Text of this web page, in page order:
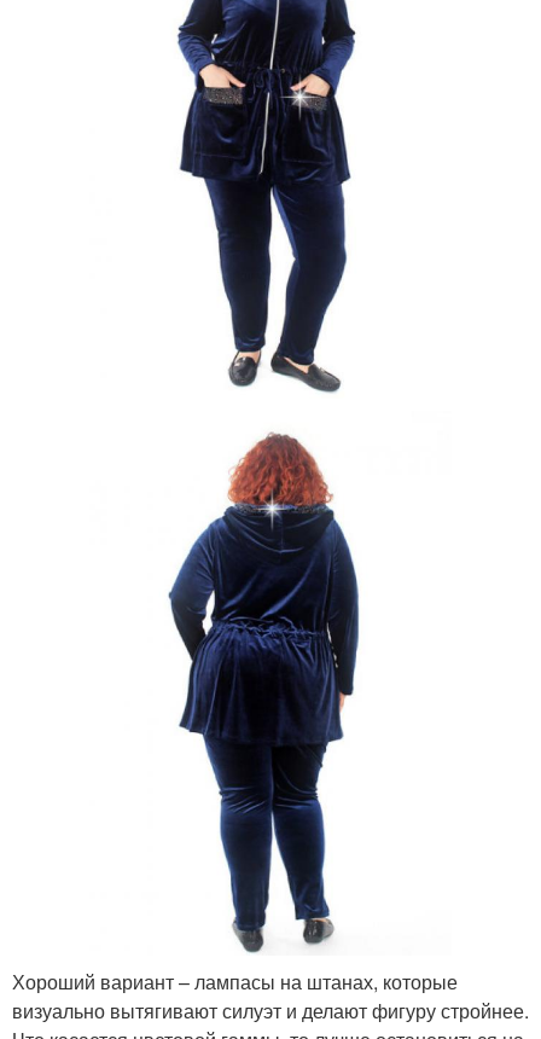
Хороший вариант – лампасы на штанах, которые
визуально вытягивают силуэт и делают фигуру стройнее.